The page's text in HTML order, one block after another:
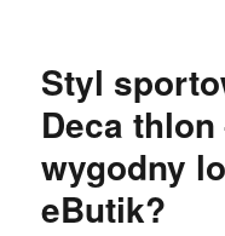
Styl
Deca
wygodny
eButik?